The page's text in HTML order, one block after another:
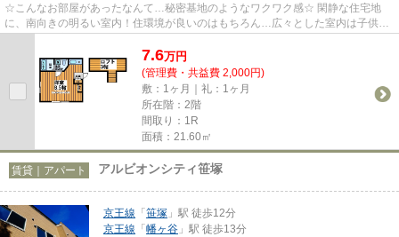
☆こんなお部屋があったなんて…秘密基地のようなワクワク感☆ 閑静な住宅地
に、南向きの明るい室内！住環境が良いのはもちろん…広々とした室内は子供の
頃憧れた秘密基地のような工夫と住...
7.6万円
(管理費・共益費 2,000円)
敷：1ヶ月｜礼：1ヶ月
所在階：2階
間取り：1R
面積：21.60㎡
賃貸｜アパート アルビオンシティ笹塚
京王線 「笹塚 」駅 徒歩12分
京王線 「幡ヶ谷 」駅 徒歩13分